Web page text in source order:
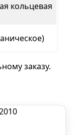
кольцевая
заказу.